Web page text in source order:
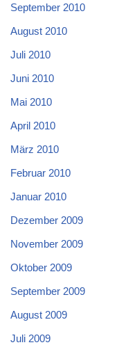
September 2010
August 2010
Juli 2010
Juni 2010
Mai 2010
April 2010
März 2010
Februar 2010
Januar 2010
Dezember 2009
November 2009
Oktober 2009
September 2009
August 2009
Juli 2009